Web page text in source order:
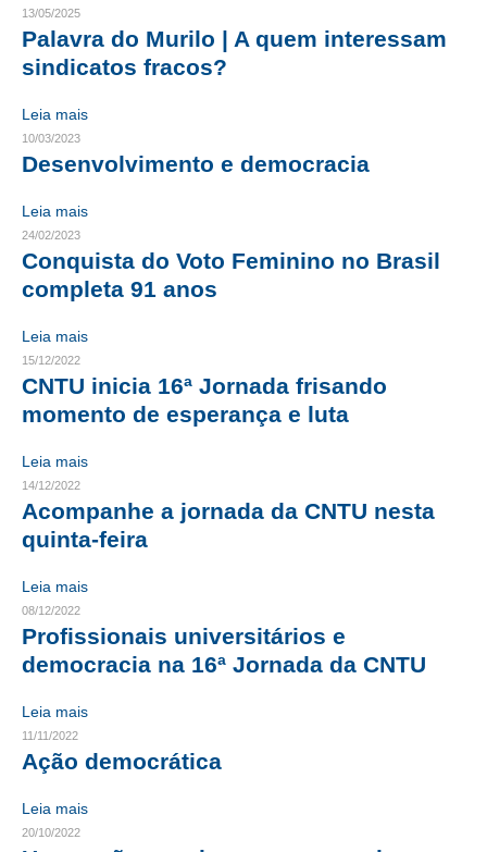
NÚCLEO DA MULHER ENGENHEIRA
TRANSPARÊNCIA
JURÍDICO
CONSULTORIA
CONTRIBUIÇÕES
CONTRIBUIÇÃO ASSISTENCIAL
CONTRIBUIÇÃO ASSOCIATIVA OU ANUIDADE DE SÓCIO
CONTRIBUIÇÃO SINDICAL URBANA
REVISÃO DE APOSENTADORIA
FGTS EXPURGOS
FGTS CORREÇÃO
LEI 5.194/1966 – REGULAMENTAÇÃO DA PROFISSÃO
RES 1.002/2002 – CÓDIGO DE ÉTICA
HOMOLOGAÇÕES
13/05/2025
Palavra do Murilo | A quem interessam
sindicatos fracos?
Leia mais
10/03/2023
Desenvolvimento e democracia
Leia mais
24/02/2023
Conquista do Voto Feminino no Brasil
completa 91 anos
Leia mais
15/12/2022
CNTU inicia 16ª Jornada frisando
momento de esperança e luta
Leia mais
14/12/2022
Acompanhe a jornada da CNTU nesta
quinta-feira
Leia mais
08/12/2022
Profissionais universitários e
democracia na 16ª Jornada da CNTU
Leia mais
11/11/2022
Ação democrática
Leia mais
20/10/2022